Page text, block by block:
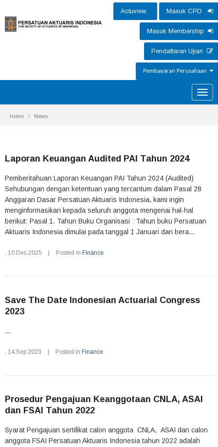
Actuview Masuk CPD
Masuk Membership
Pendaftaran Ujian
Pembayaran Perusahaan
Toggle
Home News
Laporan Keuangan Audited PAI Tahun 2024
Pemberitahuan Laporan Keuangan PAI Tahun 2024 (Audited)
Sehubungan dengan ketentuan yang tercantum dalam Pasal 28
Anggaran Dasar Persatuan Aktuaris Indonesia, kami ingin
menginformasikan kepada seluruh anggota mengenai hal-hal
berikut: Pasal 1. Tahun Buku Organisasi : Tahun buku Persatuan
Aktuaris Indonesia dimulai pada tanggal 1 Januari dan bera...
, 10.Dec.2025 Posted in Finance
Save The Date Indonesian Actuarial Congress
2023
...
, 14.Sep.2023 Posted in Finance
Prosedur Pengajuan Keanggotaan CNLA, ASAI
dan FSAI Tahun 2022
Syarat Pengajuan sertifikat calon anggota CNLA, ASAI dan calon
anggota FSAI Persatuan Aktuaris Indonesia tahun 2022 adalah